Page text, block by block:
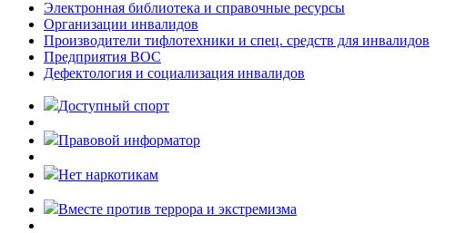
Электронная библиотека и справочные ресурсы
Организации инвалидов
Производители тифлотехники и спец. средств для инвалидов
Предприятия ВОС
Дефектология и социализация инвалидов
Доступный спорт
Правовой информатор
Нет наркотикам
Вместе против террора и экстремизма